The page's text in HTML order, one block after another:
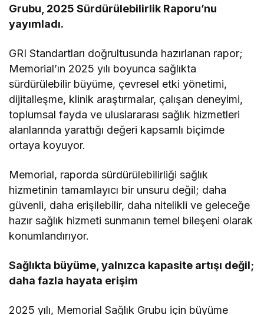
Grubu, 2025 Sürdürülebilirlik Raporu’nu
yayımladı.
GRI Standartları doğrultusunda hazırlanan rapor;
Memorial’ın 2025 yılı boyunca sağlıkta
sürdürülebilir büyüme, çevresel etki yönetimi,
dijitalleşme, klinik araştırmalar, çalışan deneyimi,
toplumsal fayda ve uluslararası sağlık hizmetleri
alanlarında yarattığı değeri kapsamlı biçimde
ortaya koyuyor.
Memorial, raporda sürdürülebilirliği sağlık
hizmetinin tamamlayıcı bir unsuru değil; daha
güvenli, daha erişilebilir, daha nitelikli ve geleceğe
hazır sağlık hizmeti sunmanın temel bileşeni olarak
konumlandırıyor.
Sağlıkta büyüme, yalnızca kapasite artışı değil;
daha fazla hayata erişim
2025 yılı, Memorial Sağlık Grubu için büyüme